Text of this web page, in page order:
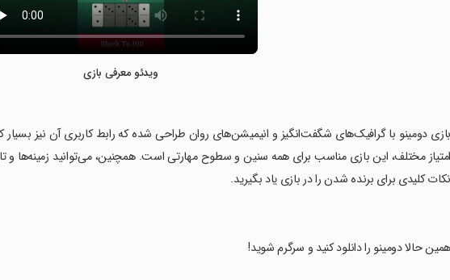
ویدئو معرفی بازی
‏بازی دومینو با گرافیک‌های شگفت‌انگیز و انیمیشن‌های روان طراحی شده که رابط کاربری آن نیز
امتیاز مختلف، این بازی مناسب برای همه سنین و سطوح مهارتی است. همچنین، می‌توانید زمینه‌ها و
نکات کلیدی برای برنده شدن را در بازی یاد بگیرید.
‏همین حالا دومینو را دانلود کنید و سرگرم شوید!